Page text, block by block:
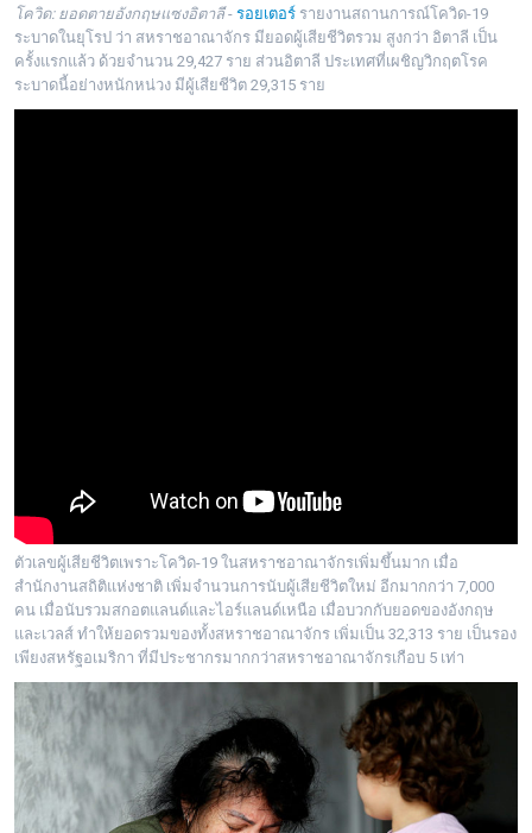
โควิด: ยอดตายอังกฤษแซงอิตาลี- รอยเตอร์ รายงานสถานการณ์โควิด-19
ระบาดในยุโรป ว่า สหราชอาณาจักร มียอดผู้เสียชีวิตรวม สูงกว่า อิตาลี เป็น
ครั้งแรกแล้ว ด้วยจำนวน 29,427 ราย ส่วนอิตาลี ประเทศที่เผชิญวิกฤตโรค
ระบาดนี้อย่างหนักหน่วง มีผู้เสียชีวิต 29,315 ราย
ตัวเลขผู้เสียชีวิตเพราะโควิด-19 ในสหราชอาณาจักรเพิ่มขึ้นมาก เมื่อ
สำนักงานสถิติแห่งชาติ เพิ่มจำนวนการนับผู้เสียชีวิตใหม่ อีกมากกว่า 7,000
คน เมื่อนับรวมสกอตแลนด์และไอร์แลนด์เหนือ เมื่อบวกกับยอดของอังกฤษ
และเวลส์ ทำให้ยอดรวมของทั้งสหราชอาณาจักร เพิ่มเป็น 32,313 ราย เป็นรอง
เพียงสหรัฐอเมริกา ที่มีประชากรมากกว่าสหราชอาณาจักรเกือบ 5 เท่า